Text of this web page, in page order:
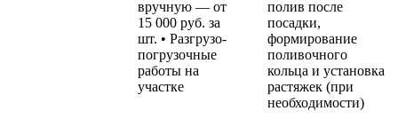
вручную — от
15 000 руб. за
шт. • Разгрузо-
погрузочные
работы на
участке
полив после
посадки,
формирование
поливочного
кольца и установка
растяжек (при
необходимости)